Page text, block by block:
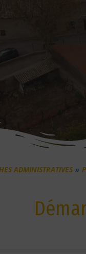
ADMINISTRATIVES